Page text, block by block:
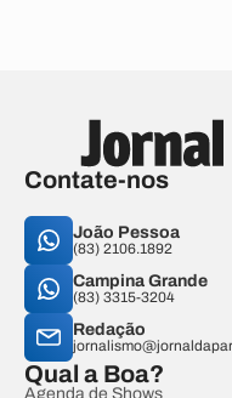
Contate-nos
João Pessoa
(83) 2106.1892
Campina Grande
(83) 3315-3204
Redação
Qual a Boa?
Agenda de Shows